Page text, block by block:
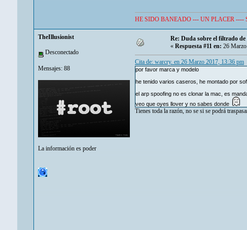
HE SIDO BANEADO --- UN PLACER ----
TheIllusionist
Desconectado
Mensajes: 88
La información es poder
Re: Duda sobre el filtrado
« Respuesta #11 en: 26
Cita de: warcry. en 26 Marzo 2017, 13:36 pm
por favor marca y modelo
he tenido varios caseros, he montado por
el arp spoofing no es clonar la mac, es
veo que oyes llover y no sabes donde
Tienes toda la razón, no se si se podrá